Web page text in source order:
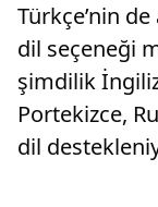
Türkçe’nin
dil seçeneği
şimdilik
Portekizce,
dil